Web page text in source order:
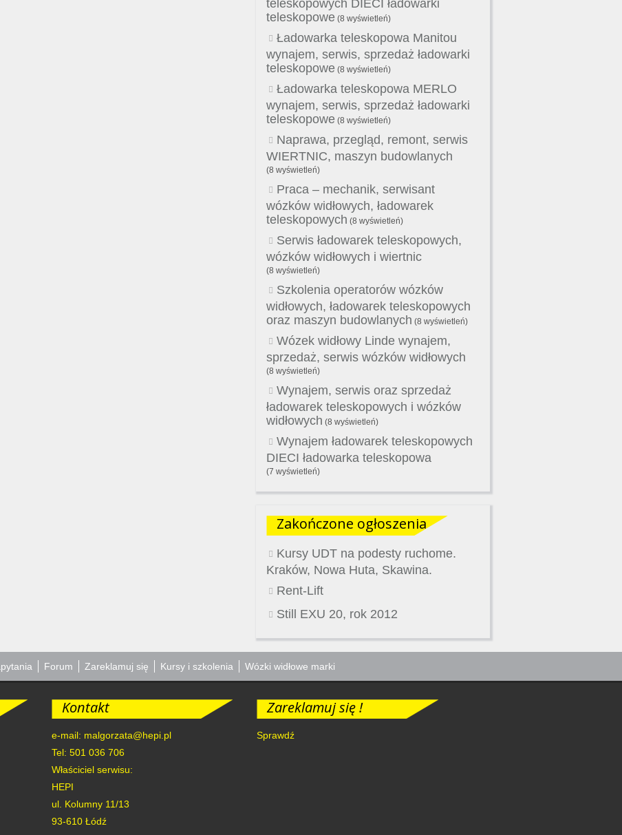
teleskopowych DIECI ładowarki
teleskopowe (8 wyświetleń)
Ładowarka teleskopowa Manitou
wynajem, serwis, sprzedaż ładowarki
teleskopowe (8 wyświetleń)
Ładowarka teleskopowa MERLO
wynajem, serwis, sprzedaż ładowarki
teleskopowe (8 wyświetleń)
Naprawa, przegląd, remont, serwis
WIERTNIC, maszyn budowlanych
(8 wyświetleń)
Praca – mechanik, serwisant
wózków widłowych, ładowarek
teleskopowych (8 wyświetleń)
Serwis ładowarek teleskopowych,
wózków widłowych i wiertnic
(8 wyświetleń)
Szkolenia operatorów wózków
widłowych, ładowarek teleskopowych
oraz maszyn budowlanych (8 wyświetleń)
Wózek widłowy Linde wynajem,
sprzedaż, serwis wózków widłowych
(8 wyświetleń)
Wynajem, serwis oraz sprzedaż
ładowarek teleskopowych i wózków
widłowych (8 wyświetleń)
Wynajem ładowarek teleskopowych
DIECI ładowarka teleskopowa
(7 wyświetleń)
Zakończone ogłoszenia
Kursy UDT na podesty ruchome.
Kraków, Nowa Huta, Skawina.
Rent-Lift
Still EXU 20, rok 2012
Forum Zareklamuj się Kursy i szkolenia Wózki widłowe marki
Kontakt
e-mail: malgorzata@hepi.pl
Tel: 501 036 706
Właściciel serwisu:
HEPI
ul. Kolumny 11/13
93-610Łódź
Zareklamuj się !
Sprawdź